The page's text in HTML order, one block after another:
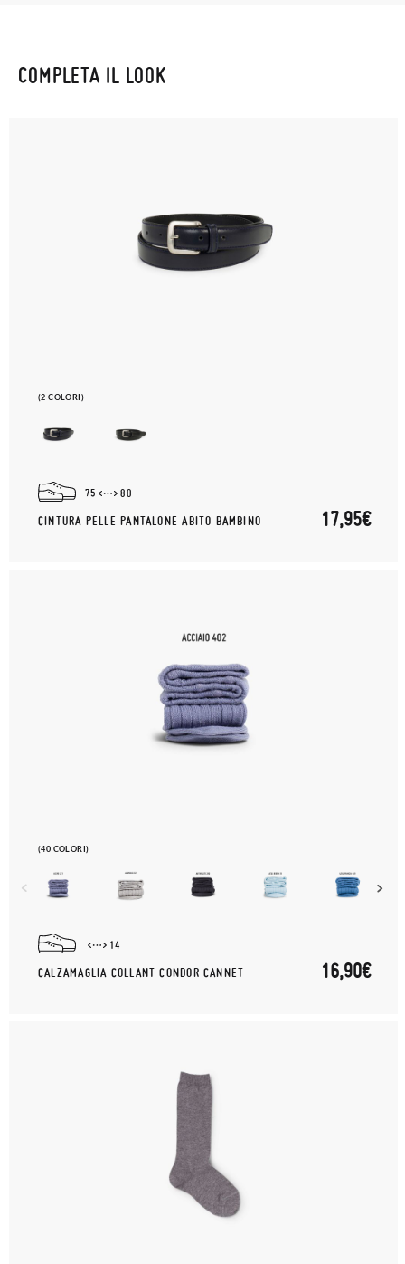
COMPLETA IL LOOK
(2 COLORI)
75 80
CINTURA PELLE PANTALONE ABITO BAMBINO 17,95€
(40 COLORI)
14
CALZAMAGLIA COLLANT CONDOR CANNET 16,90€